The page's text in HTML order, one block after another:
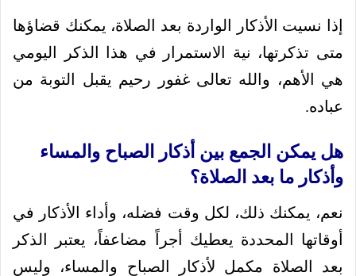
إذا نسيت الأذكار الواردة بعد الصلاة، يمكنك قضاؤها
متى تذكرتها، نية الاستمرار في هذا الذكر اليومي
هي الأهم، والله تعالى غفور رحيم يقبل التوبة من
عباده.
هل يمكن الجمع بين أذكار الصباح والمساء
وأذكار ما بعد الصلاة؟
نعم، يمكنك ذلك، لكل وقت فضله، وأداء الأذكار في
أوقاتها المحددة يعطيك أجراً مضاعفاً، يعتبر الذكر
بعد الصلاة مكمل لأذكار الصباح والمساء، وليس